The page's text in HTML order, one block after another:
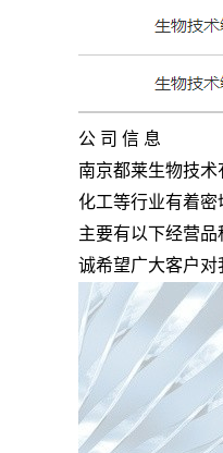
公 司 信 息
南京都莱生物技
化工等行业有着
主要有以下经营品
诚希望广大客户